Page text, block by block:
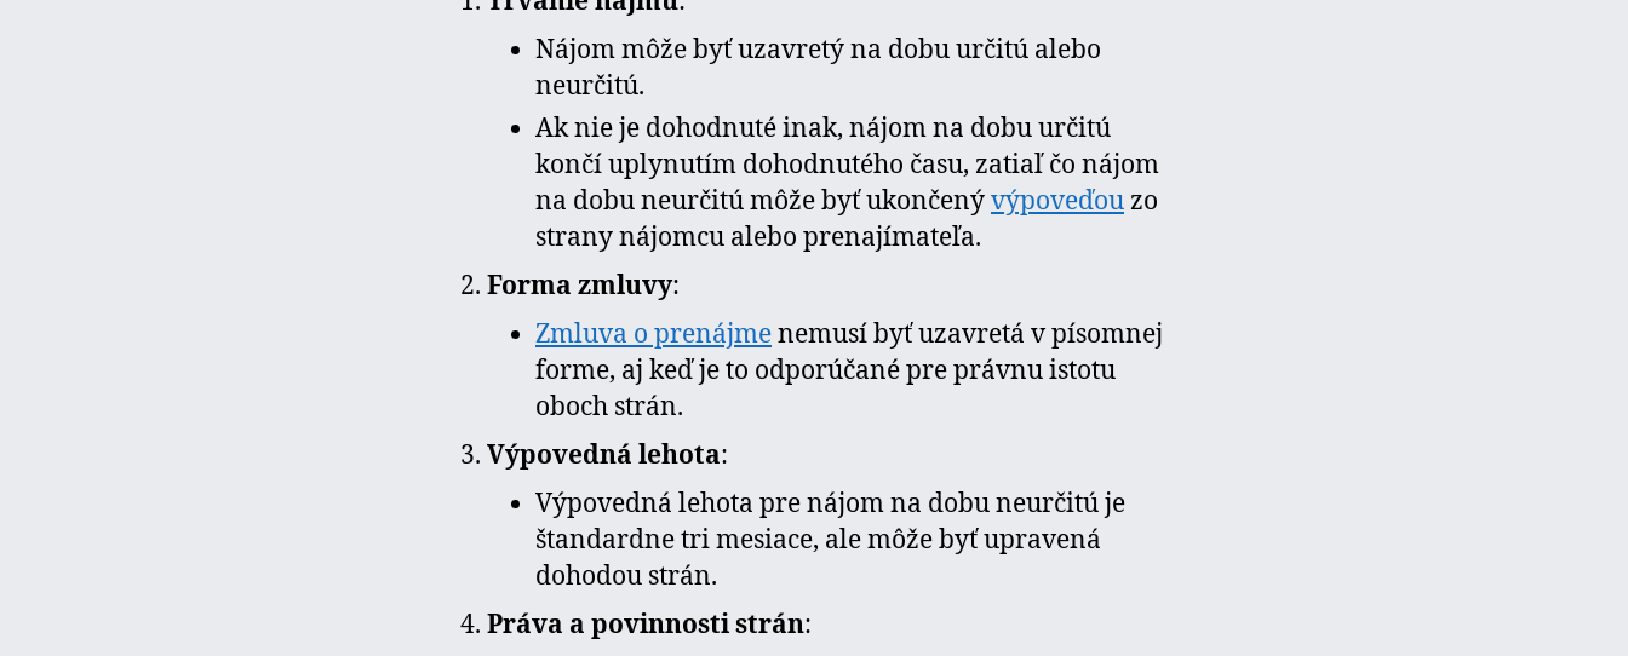
Nájom môže byť uzavretý na dobu určitú alebo
neurčitú.
Ak nie je dohodnuté inak, nájom na dobu určitú
končí uplynutím dohodnutého času, zatiaľ čo nájom
na dobu neurčitú môže byť ukončenývýpoveďouzo
strany nájomcu alebo prenajímateľa.
Forma zmluvy:
Zmluva o prenájmenemusí byť uzavretá v písomnej
forme, aj keď je to odporúčané pre právnu istotu
oboch strán.
Výpovedná lehota:
Výpovedná lehota pre nájom na dobu neurčitú je
štandardne tri mesiace, ale môže byť upravená
dohodou strán.
Práva a povinnosti strán: